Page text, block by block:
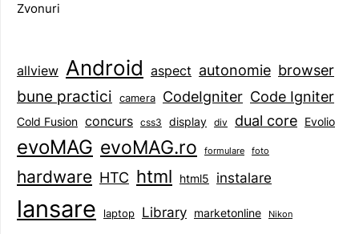
Zvonuri
allview Android aspect autonomie browser
bune practici camera CodeIgniter Code Igniter
Cold Fusion concurs css3 display div dual core Evolio
evoMAG evoMAG.ro formulare foto
hardware HTC html html5 instalare
lansare laptop Library marketonline Nikon